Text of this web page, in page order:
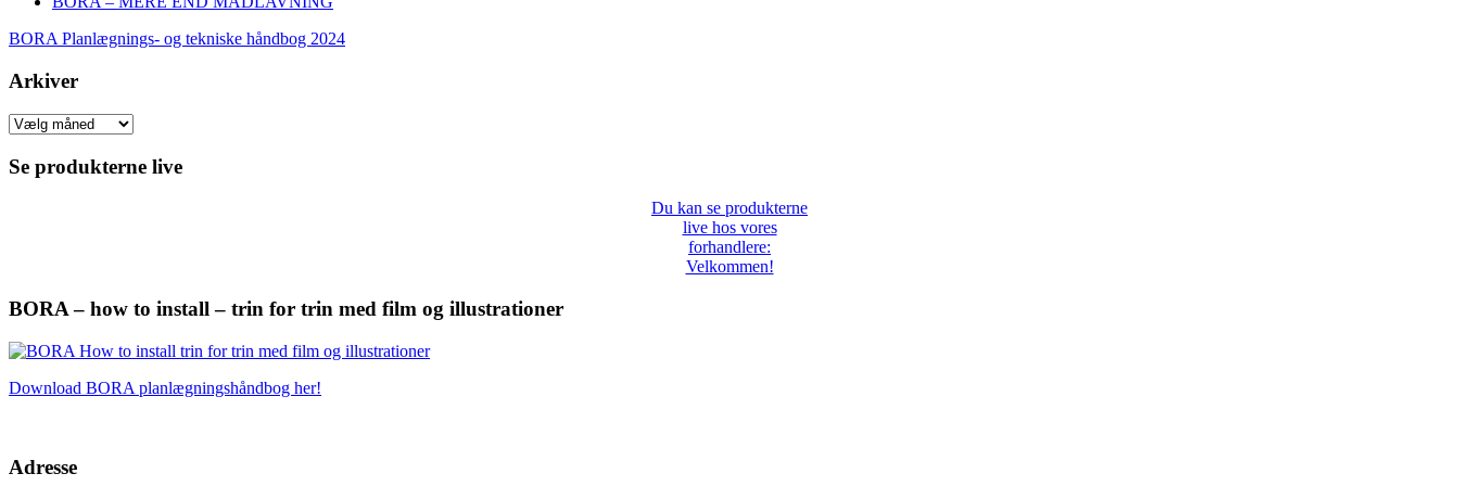
BORA Planlægnings- og tekniske håndbog 2024
Arkiver
Arkiver
Se produkterne live
Du kan se produkterne
live hos vores
forhandlere:
Velkommen!
BORA – how to install – trin for trin med film og illustrationer
Download BORA planlægningshåndbog her!
Adresse